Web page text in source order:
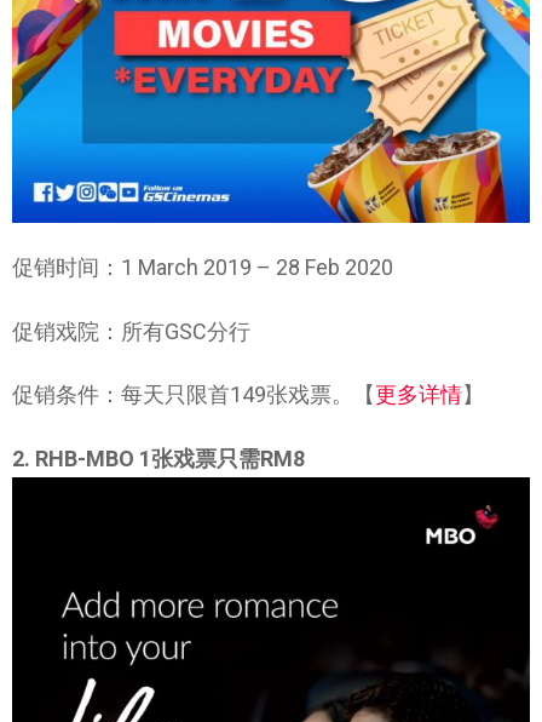
促销时间：1 March 2019 – 28 Feb 2020
促销戏院：所有GSC分行
促销条件：每天只限首149张戏票。【更多详情】
2. RHB-MBO 1张戏票只需RM8